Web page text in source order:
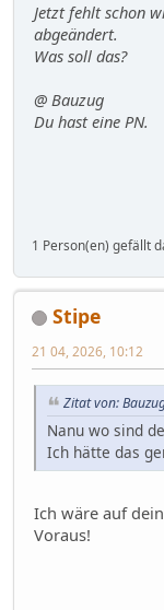
Jetzt fehlt schon
abgeändert.
Was soll das?
@ Bauzug
Du hast eine PN.
1 Person(en) gefällt
Stipe
21 04, 2026, 10:12
Zitat von:
Nanu wo sind
Ich hätte das
Ich wäre auf
Voraus!